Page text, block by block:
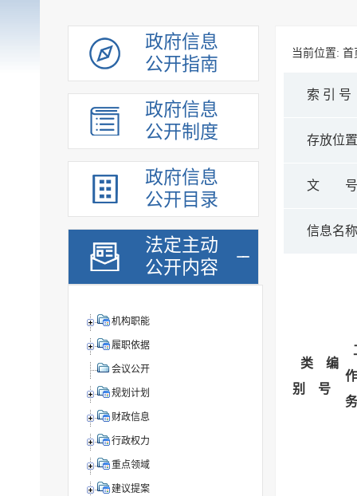
政府信息
公开指南
政府信息
公开制度
政府信息
公开目录
法定主动
公开内容
机构职能
履职依据
会议公开
规划计划
财政信息
行政权力
重点领域
建议提案
当前位置: 首
索 引 号
存放位
文
信息名
类
别
编
号
务